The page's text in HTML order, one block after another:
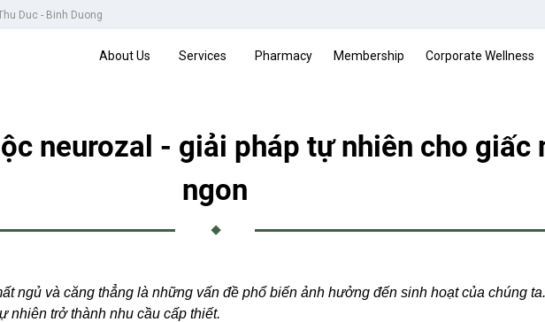
Duc - Binh Duong
About Us Services Pharmacy Membership Corporate Wellness
neurozal - giải pháp tự nhiên cho giấc
ngon
ngủ và căng thẳng là những vấn đề phổ biến ảnh hưởng đến sinh hoạt của chúng
nhiên trở thành nhu cầu cấp thiết.